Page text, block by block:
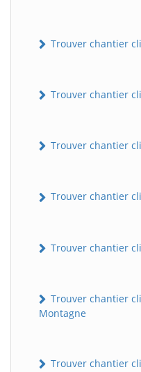
Trouver chantier
Trouver chantier
Trouver chantier
Trouver chantier
Trouver chantier
Trouver chantier
Montagne
Trouver chantier